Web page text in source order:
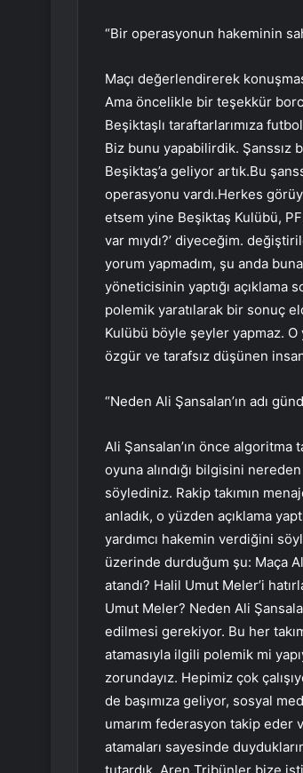
“Bir operasyonun hakeminin
Maçı değerlendirerek
Ama öncelikle bir teşekkür
Beşiktaşlı taraftarlarımıza
Biz bunu yapabilirdik. Şanssız
Beşiktaş’a geliyor artık.Bu
operasyonu vardı.Herkes
etsem yine Beşiktaş Kulübü,
var mıydı?’ diyeceğim.
yorum yapmadım, şu anda
yöneticisinin yaptığı
polemik yaratılarak bir sonuç
Kulübü böyle şeyler yapmaz.
özgür ve tarafsız düşünen
“Neden Ali Şansalan’ın adı
Ali Şansalan’ın önce algoritma
oyuna alındığı bilgisini
söylediniz. Rakip takımın
anladık, o yüzden açıklama
yardımcı hakemin verdiğini
üzerinde durduğum şu: Maça
atandı? Halil Umut Meler’i
Umut Meler? Neden Ali
edilmesi gerekiyor. Bu her
atamasıyla ilgili polemik mi
zorundayız. Hepimiz çok
de başımıza geliyor, sosyal
umarım federasyon takip eder
atamaları sayesinde